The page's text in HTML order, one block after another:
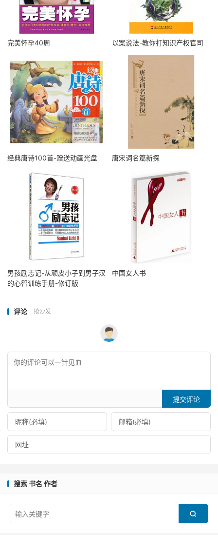
完美怀孕40周 以案说法-教你打知识产权官司
经典唐诗100首-赠送动画光盘 唐宋词名篇新探
男孩励志记-从顽皮小子到男子汉
的心智训练手册-修订版
中国女人书
评论 抢沙发
提交评论
搜索 书名 作者
